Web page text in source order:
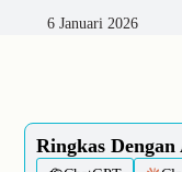
6 Januari 2026
Ringkas